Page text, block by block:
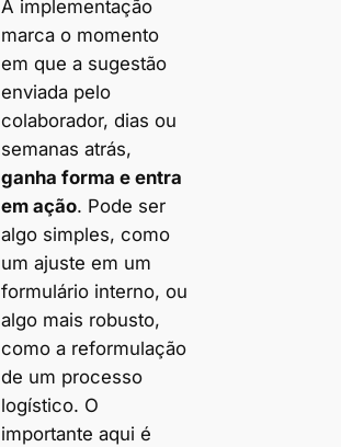
A implementação
marca o momento
em que a sugestão
enviada pelo
colaborador, dias ou
semanas atrás,
ganha forma e entra
em ação. Pode ser
algo simples, como
um ajuste em um
formulário interno, ou
algo mais robusto,
como a reformulação
de um processo
logístico. O
importante aqui é